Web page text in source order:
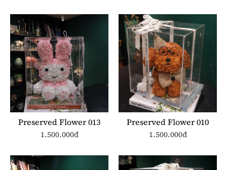
Preserved Flower 013
1.500.000đ
Preserved Flower 010
1.500.000đ